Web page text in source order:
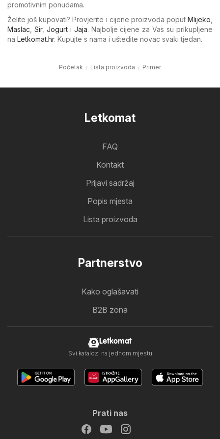
promotivnim ponudama.
Želite još kupovati? Provjerite i cijene proizvoda poput Mlijeko
Maslac Sir, Jogurti Jaja. Najbolje cijene za Vas su prikupljene
na Letkomat.hr. Kupujte s nama i uštedite novac svaki tjedan.
Početak Lista proizvoda Primer
Letkomat
FAQ
Kontakt
Prijavi sadržaj
Popis mjesta
Lista proizvoda
Partnerstvo
Kako oglašavati
B2B zona
Letkomat
Svi katalozi na jednom mjestu
Prati nas